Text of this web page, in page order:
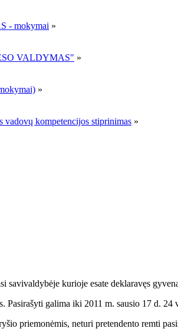
- mokymai »
VALDYMAS" »
»
kompetencijos stiprinimas »
savivaldybėje kurioje esate deklaravęs
galima iki 2011 m. sausio 17 d. 24
priemonėmis, neturi pretendento remti